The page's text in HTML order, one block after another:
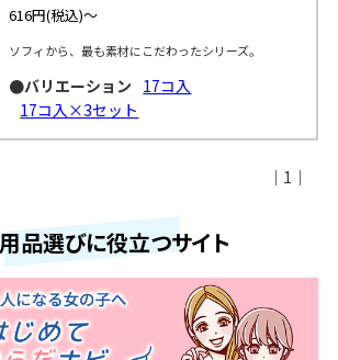
616円(税込)～
ソフィから、最も素材にこだわったシリーズ。
●バリエーション 17コ入
17コ入×3セット
｜1｜
品選びに役立つサイト